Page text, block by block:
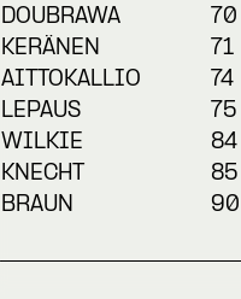
DOUBRAWA
70
KERÄNEN
71
AITTOKALLIO
74
LEPAUS
75
WILKIE
84
KNECHT
85
BRAUN
90